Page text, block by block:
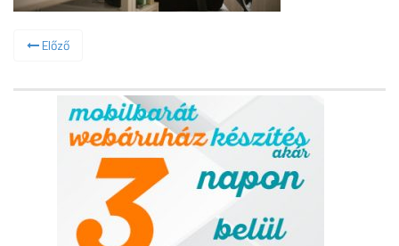
Előző